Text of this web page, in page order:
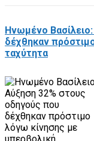
Ηνωμένο
δέχθηκαν
ταχύτητα